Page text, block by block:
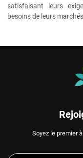
satisfaisant leurs
besoins de leurs
Soyez le premier